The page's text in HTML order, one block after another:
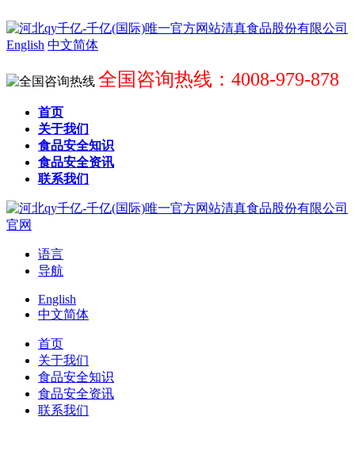
English 中文简体
全国咨询热线：4008-979-878
首页
关于我们
食品安全知识
食品安全资讯
联系我们
语言
导航
English
中文简体
首页
关于我们
食品安全知识
食品安全资讯
联系我们